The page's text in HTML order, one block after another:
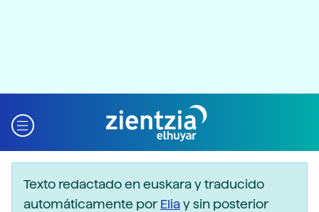
Texto redactado en euskara y traducido
automáticamente porEliay sin posterior